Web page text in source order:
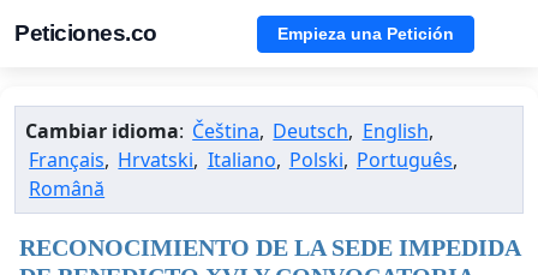
Peticiones.co Empieza una Petición
Cambiar idioma: Čeština, Deutsch, English,
Français, Hrvatski, Italiano, Polski, Português,
Română
RECONOCIMIENTO DE LA SEDE IMPEDIDA